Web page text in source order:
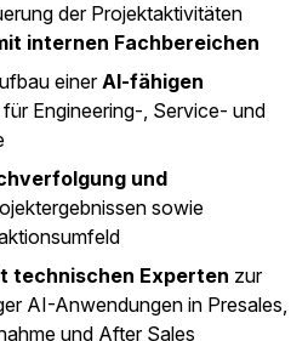
der Projektaktivitäten
internen Fachbereichen
einerAI-fähigen
für Engineering-, Service- und
und
sowie
technischen Experten zur
AI-Anwendungen in Presales,
und After Sales